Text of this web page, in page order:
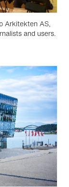
Arkitekten AS,
and users.